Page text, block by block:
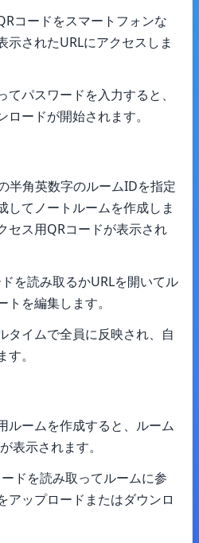
コードをスマートフォンな
示されたURLにアクセスしま
てパスワードを入力すると、
ロードが開始されます。
半角英数字のルームIDを指定
してノートルームを作成しま
セス用QRコードが表示され
を読み取るかURLを開いてル
を編集します。
タイムで全員に反映され、自
。
ルームを作成すると、ルーム
表示されます。
ドを読み取ってルームに参
アップロードまたはダウンロ